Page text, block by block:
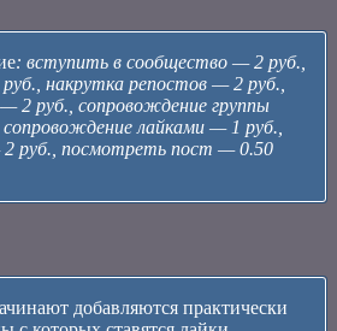
: вступить в сообщество — 2 руб.,
накрутка репостов — 2 руб.,
— 2 руб., сопровождение группы
лайками — 1 руб.,
2 руб., посмотреть пост — 0.50
добавляются практически